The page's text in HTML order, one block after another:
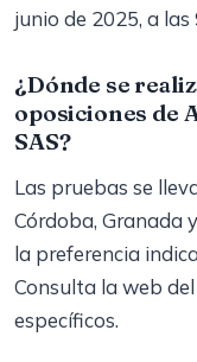
junio de 2025, a las
¿Dónde se
oposiciones de
SAS?
Las pruebas se
Córdoba, Granada
la preferencia
Consulta la web
específicos.